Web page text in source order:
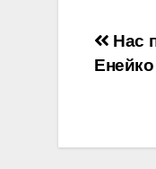
Нас
Енейко